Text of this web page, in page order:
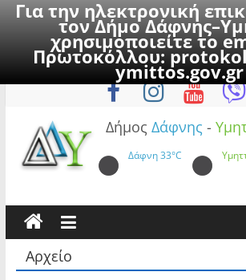
Για την ηλεκτρονική
τον Δήμο
χρησιμοποιείτε το
Πρωτοκόλλου:
ymittos.gov.gr
to
Σάββατο, 8 Αυγούστου
Δήμος Δάφνης -
Δάφνη33°C
Αρχείο